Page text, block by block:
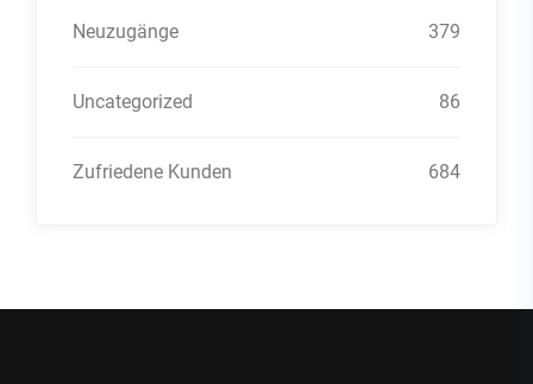
Neuzugänge 379
Uncategorized 86
Zufriedene Kunden 684